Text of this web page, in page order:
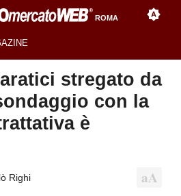
ROMA
stregato da
con la
è
Righi